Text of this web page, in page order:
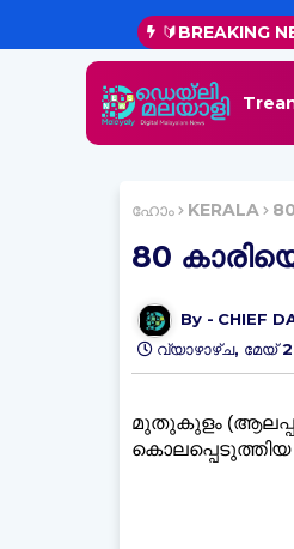
🔰BREAKING
ഹോം KERALA
80
CHIEF
വ്യാഴാഴ്‌ച, മേയ്
മുതുകുളം